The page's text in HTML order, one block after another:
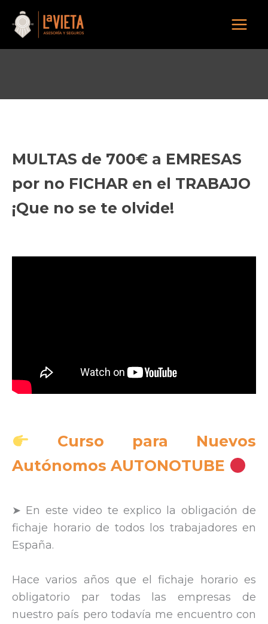
contenido
MULTAS de 700€ a EMRESAS
por no FICHAR en el TRABAJO
¡Que no se te olvide!
Curso para Nuevos
Autónomos AUTONOTUBE
➤ En este video te explico la obligación de
fichaje horario de todos los trabajadores en
España.
Hace varios años que el fichaje horario es
obligatorio par todas las empresas de
nuestro país pero todavía me encuentro con